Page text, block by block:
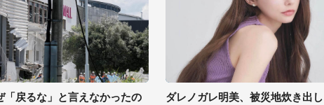
「戻るな」と言えなかったの
ダレノガレ明美、被災地炊き出し